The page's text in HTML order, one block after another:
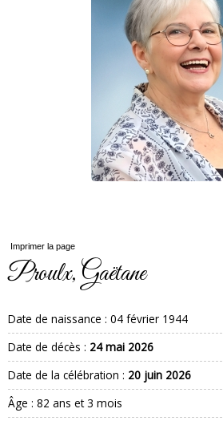
Imprimer la page
Proulx, Gaëtane
Date de naissance : 04 février 1944
Date de décès : 24 mai 2026
Date de la célébration : 20 juin 2026
Âge : 82 ans et 3 mois